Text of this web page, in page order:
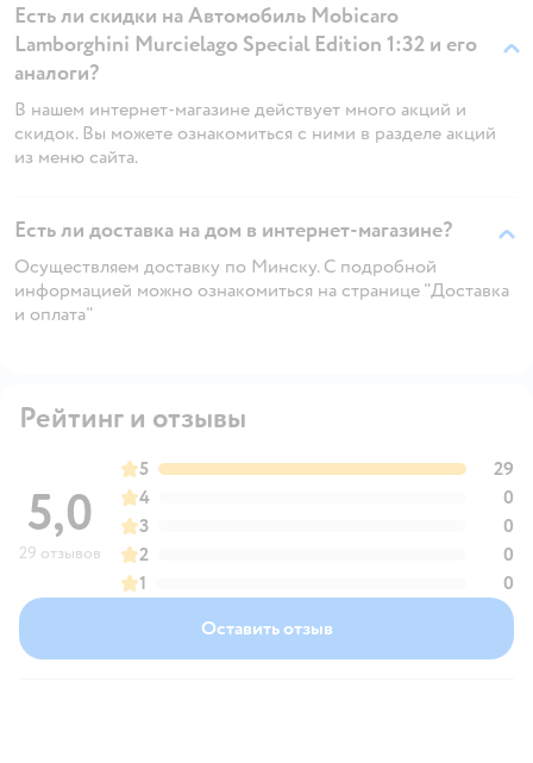
Есть ли скидки на Автомобиль Mobicaro
Lamborghini Murcielago Special Edition 1:32 и его
аналоги?
В нашем интернет-магазине действует много акций и
скидок. Вы можете ознакомиться с ними в разделе акций
из меню сайта.
Есть ли доставка на дом в интернет-магазине?
Осуществляем доставку по Минску. С подробной
информацией можно ознакомиться на странице "Доставка
и оплата"
Рейтинг и отзывы
5,0
29 отзывов
5
29
4
0
3
0
2
0
1
0
Оставить отзыв